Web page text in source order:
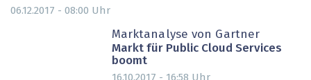
06.12.2017 - 08:00 Uhr
Marktanalyse von Gartner
Markt für Public Cloud Services
boomt
16.10.2017 - 16:58 Uhr